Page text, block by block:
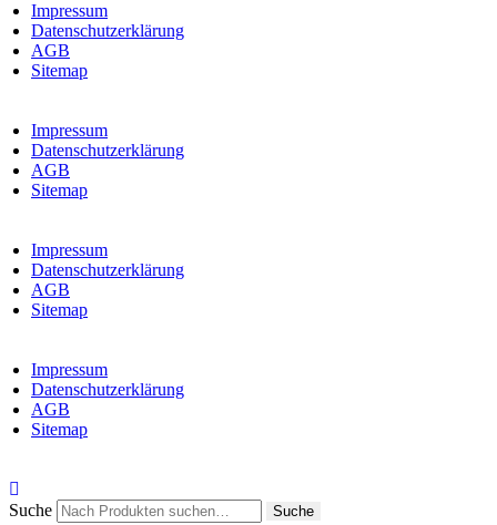
Impressum
Datenschutzerklärung
AGB
Sitemap
Impressum
Datenschutzerklärung
AGB
Sitemap
Impressum
Datenschutzerklärung
AGB
Sitemap
Impressum
Datenschutzerklärung
AGB
Sitemap
Suche Suche